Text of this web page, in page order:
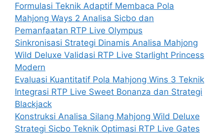
Formulasi Teknik Adaptif Membaca Pola
Mahjong Ways 2 Analisa Sicbo dan
Pemanfaatan RTP Live Olympus
Sinkronisasi Strategi Dinamis Analisa Mahjong
Wild Deluxe Validasi RTP Live Starlight Princess
Modern
Evaluasi Kuantitatif Pola Mahjong Wins 3 Teknik
Integrasi RTP Live Sweet Bonanza dan Strategi
Blackjack
Konstruksi Analisa Silang Mahjong Wild Deluxe
Strategi Sicbo Teknik Optimasi RTP Live Gates